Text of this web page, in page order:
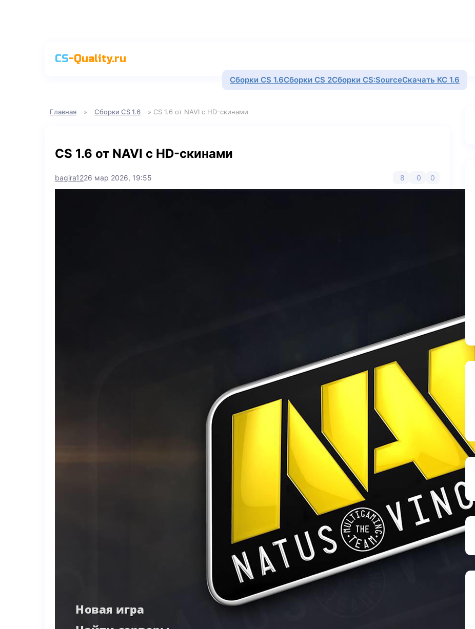
CS-Quality.ru
Сборки CS 1.6Сборки CS 2Сборки CS:SourceСкачать КС 1.6
Главная » Сборки CS 1.6 » CS 1.6 от NAVI с HD-скинами
CS 1.6 от NAVI с HD-скинами
bagira1226 мар 2026, 19:55 8 0 0